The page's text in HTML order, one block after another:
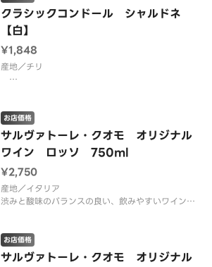
【味わい・ボディ】ライトボディ
【品種】カベルネソーヴィニヨン
【栓】スクリューキャップ（オープナー不要）
※20歳未満の方の飲酒
クラシックコンドール シャルドネ
【白】
¥1,848
産地／チリ
般、シーフードと良く合う。
【味わい・ボディ】やや辛口
【品種】シャルドネ
【栓】スクリューキャップ（オープナー不要）
※20歳未満の方の飲酒は法
サルヴァトーレ・クオモ オリジナル
ワイン ロッソ 750ml
お店価格
¥2,750
産地／イタリア
渋みと酸味のバランスの良い、飲みやすいワインで
※20歳未満の方の飲酒は法律で禁止されています。
サルヴァトーレ・クオモ オリジナル
お店価格